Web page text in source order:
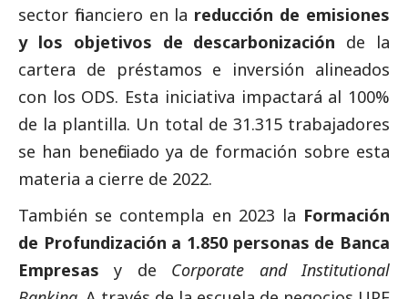
sector financiero en la reducción de emisiones
y los objetivos de descarbonización de la
cartera de préstamos e inversión alineados
con los ODS. Esta iniciativa impactará al 100%
de la plantilla. Un total de 31.315 trabajadores
se han beneficiado ya de formación sobre esta
materia a cierre de 2022.
También se contempla en 2023 la Formación
de Profundización a 1.850 personas de Banca
Empresas y de Corporate and Institutional